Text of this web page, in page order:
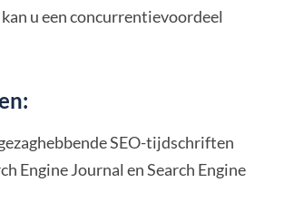
u een concurrentievoordeel
SEO-tijdschriften
Engine Journal en Search Engine